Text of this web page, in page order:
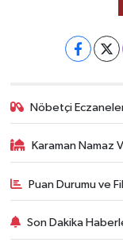
Nöbetçi
Karaman Namaz
Puan Durumu ve
Son Dakika